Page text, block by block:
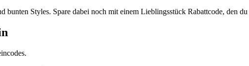
Styles. Spare dabei noch mit einem Lieblingsstück Rabattcode, den du